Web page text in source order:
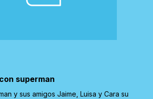
superman
y sus amigos Jaime, Luisa y Cara su